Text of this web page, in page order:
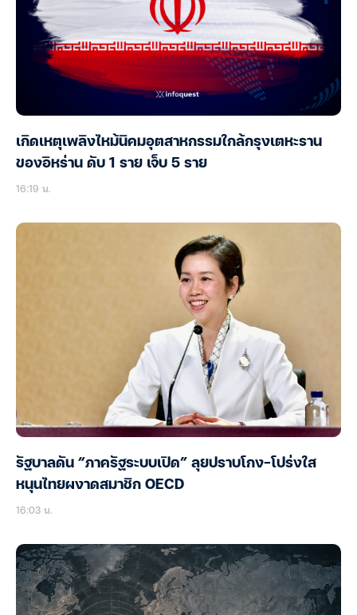
เกิดเหตุเพลิงไหม้นิคมอุตสาหกรรมใกล้กรุงเตหะราน
ของอิหร่าน ดับ 1 ราย เจ็บ 5 ราย
16:19 น.
รัฐบาลดัน “ภาครัฐระบบเปิด” ลุยปราบโกง-โปร่งใส
หนุนไทยผงาดสมาชิก OECD
16:03 น.